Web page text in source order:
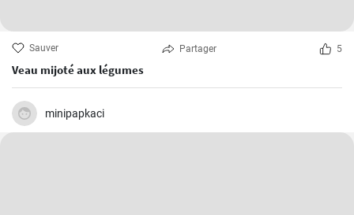
Sauver Partager 5
Veau mijoté aux légumes
minipapkaci